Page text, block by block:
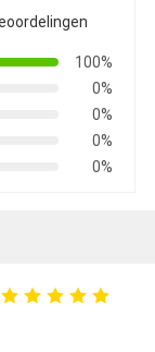
100%
0%
0%
0%
0%